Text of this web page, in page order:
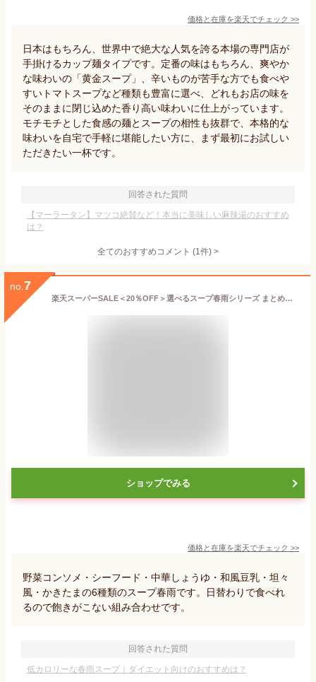
価格と在庫を楽天でチェック >>
日本はもちろん、世界中で絶大な人気を誇る本場の専門店が
手掛けるカップ麺タイプです。定番の味はもちろん、爽やか
な味わいの「黄金スープ」、辛いものが苦手な方でも食べや
すいトマトスープなど種類も豊富に選べ、どれもお店の味を
そのままに閉じ込めた香り高い味わいに仕上がっています。
モチモチとした食感の麺とスープの相性も抜群で、本格的な
味わいを自宅で手軽に堪能したい方に、まず最初にお試しい
ただきたい一杯です。
回答された質問
【マーラータン】マツコ絶賛など！本当に美味しい麻辣湯のおすすめ
は？
全てのおすすめコメント (1件) >
no. 7
楽天スーパーSALE＜20％OFF＞選べるスープ春雨シリーズ まとめ買い 計84食分【4種×各2袋】6種のスープ 減塩5種の野菜 スパイシーHOT ラーメン風はるさめスープ インスタント 即席 時短 ランチ 夜食 春雨スープ はるさめ インスタント 即席 低カロリー かきたま 坦々
ショップでみる
価格と在庫を楽天でチェック >>
野菜コンソメ・シーフード・中華しょうゆ・和風豆乳・坦々
風・かきたまの6種類のスープ春雨です。日替わりで食べれ
るので飽きがこない組み合わせです。
回答された質問
低カロリーな春雨スープ｜ダイエット向けのおすすめは？